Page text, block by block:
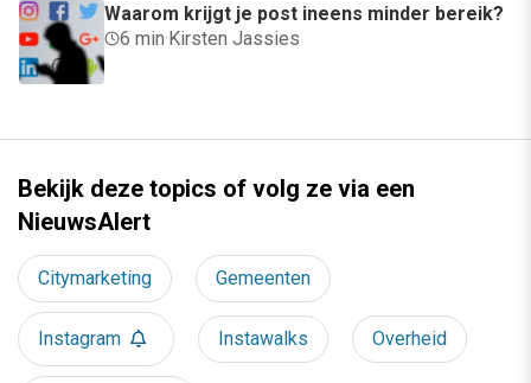
Waarom krijgt je post ineens minder bereik?
6 min·Kirsten Jassies
Bekijk deze topics of volg ze via een
NieuwsAlert
Citymarketing Gemeenten
Instagram Instawalks Overheid